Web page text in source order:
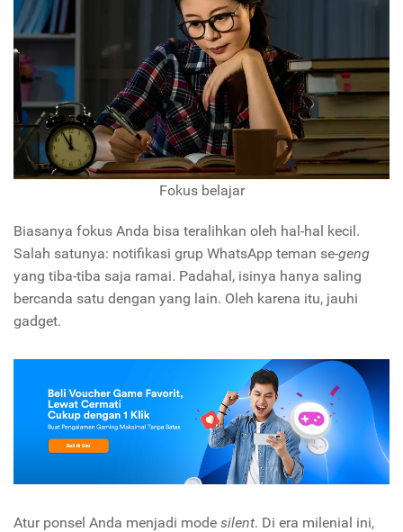
Fokus belajar
Biasanya fokus Anda bisa teralihkan oleh hal-hal kecil.
Salah satunya: notifikasi grup WhatsApp teman se-geng
yang tiba-tiba saja ramai. Padahal, isinya hanya saling
bercanda satu dengan yang lain. Oleh karena itu, jauhi
gadget.
Atur ponsel Anda menjadi mode silent. Di era milenial ini,